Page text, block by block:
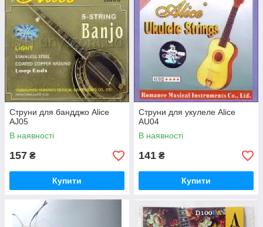
Струни для бандджо Alice
AJ05
В наявності
157 ₴
Купити
Струни для укулеле Alice
AU04
В наявності
141 ₴
Купити